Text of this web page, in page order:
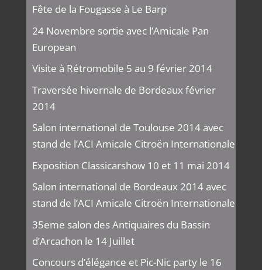
Fête de la Fougasse à Le Barp
24 Novembre sortie avec l’Amicale Pan
European
Visite à Rétromobile 5 au 9 février 2014
Traversée hivernale de Bordeaux février
2014
Salon international de Toulouse 2014 avec
stand de l’ACI Amicale Citroën Internationale
Exposition Classicarshow 10 et 11 mai 2014
Salon international de Bordeaux 2014 avec
stand de l’ACI Amicale Citroën Internationale
35eme salon des Antiquaires du Bassin
d’Arcachon le 14 Juillet
Concours d’élégance et Pic-Nic party le 16